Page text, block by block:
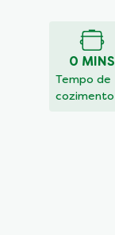
0 MINS
Tempo de
cozimento